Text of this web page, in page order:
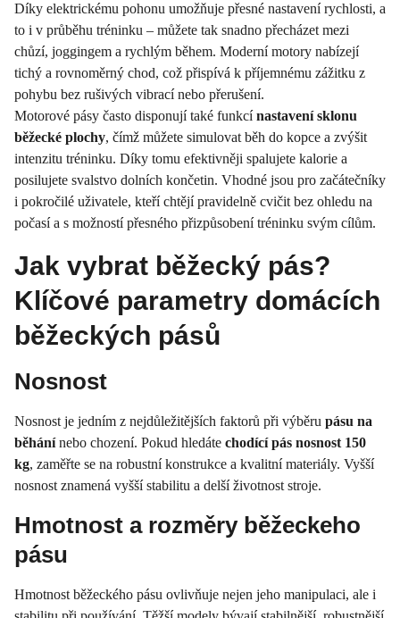
Díky elektrickému pohonu umožňuje přesné nastavení rychlosti, a
to i v průběhu tréninku – můžete tak snadno přecházet mezi
chůzí, joggingem a rychlým během. Moderní motory nabízejí
tichý a rovnoměrný chod, což přispívá k příjemnému zážitku z
pohybu bez rušivých vibrací nebo přerušení.
Motorové pásy často disponují také funkcínastavení sklonu
běžecké plochy, čímž můžete simulovat běh do kopce a zvýšit
intenzitu tréninku. Díky tomu efektivněji spalujete kalorie a
posilujete svalstvo dolních končetin. Vhodné jsou pro začátečníky
i pokročilé uživatele, kteří chtějí pravidelně cvičit bez ohledu na
počasí a s možností přesného přizpůsobení tréninku svým cílům.
Jak vybrat běžecký pás?
Klíčové parametry domácích
běžeckých pásů
Nosnost
Nosnost je jedním z nejdůležitějších faktorů při výběru pásu na
běhánínebo chození. Pokud hledáte chodící pás nosnost 150
kg, zaměřte se na robustní konstrukce a kvalitní materiály. Vyšší
nosnost znamená vyšší stabilitu a delší životnost stroje.
Hmotnost a rozměry běžeckeho
pásu
Hmotnost běžeckého pásu ovlivňuje nejen jeho manipulaci, ale i